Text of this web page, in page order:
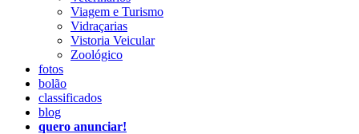
Viagem e Turismo
Vidraçarias
Vistoria Veicular
Zoológico
fotos
bolão
classificados
blog
quero anunciar!